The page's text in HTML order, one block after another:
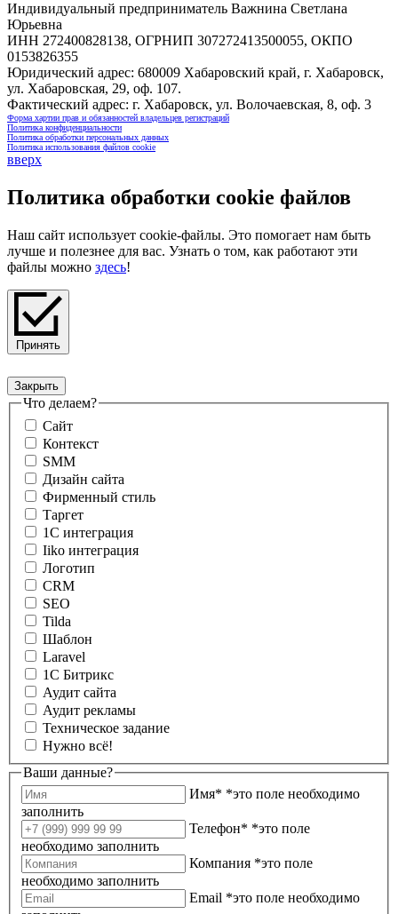
Индивидуальный предприниматель Важнина Светлана
Юрьевна
ИНН 272400828138, ОГРНИП 307272413500055, ОКПО
0153826355
Юридический адрес: 680009 Хабаровский край, г. Хабаровск,
ул. Хабаровская, 29, оф. 107.
Фактический адрес: г. Хабаровск, ул. Волочаевская, 8, оф. 3
Форма хартии прав и обязанностей владельцев регистраций
Политика конфиденциальности
Политика обработки персональных данных
Политика использования файлов cookie
вверх
Политика обработки cookie файлов
Наш сайт использует cookie-файлы. Это помогает нам быть
лучше и полезнее для вас. Узнать о том, как работают эти
файлы можно здесь!
Принять
Закрыть
Форма обратной связи
Что делаем?
Сайт
Контекст
SMM
Дизайн сайта
Фирменный стиль
Таргет
1С интеграция
Iiko интеграция
Логотип
CRM
SEO
Tilda
Шаблон
Laravel
1С Битрикс
Аудит сайта
Аудит рекламы
Техническое задание
Нужно всё!
Ваши данные?
Имя* *это поле необходимо
заполнить
Телефон* *это поле
необходимо заполнить
Компания *это поле
необходимо заполнить
Email *это поле необходимо